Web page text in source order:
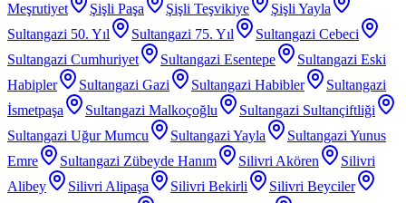
Meşrutiyet
Şişli Paşa Şişli Teşvikiye
Şişli Yayla
Sultangazi 50. Yıl
Sultangazi 75. Yıl
Sultangazi Cebeci
Sultangazi Cumhuriyet
Sultangazi Esentepe
Sultangazi Eski
Habipler
Sultangazi Gazi Sultangazi Habibler
Sultangazi
İsmetpaşa
Sultangazi Malkoçoğlu
Sultangazi Sultançiftliği
Sultangazi Uğur Mumcu
Sultangazi Yayla
Sultangazi Yunus
Emre
Sultangazi Zübeyde Hanım Silivri Akören
Silivri
Alibey
Silivri Alipaşa Silivri Bekirli
Silivri Beyciler